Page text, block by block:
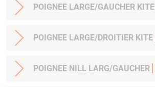
POIGNEE LARGE/GAUCHER KITE
POIGNEE LARGE/DROITIER KITE
POIGNEE NILL LARG/GAUCHER